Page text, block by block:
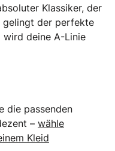
Klassiker, der
gelingt der perfekte
deine A-Linie
die passenden
– wähle
Kleid